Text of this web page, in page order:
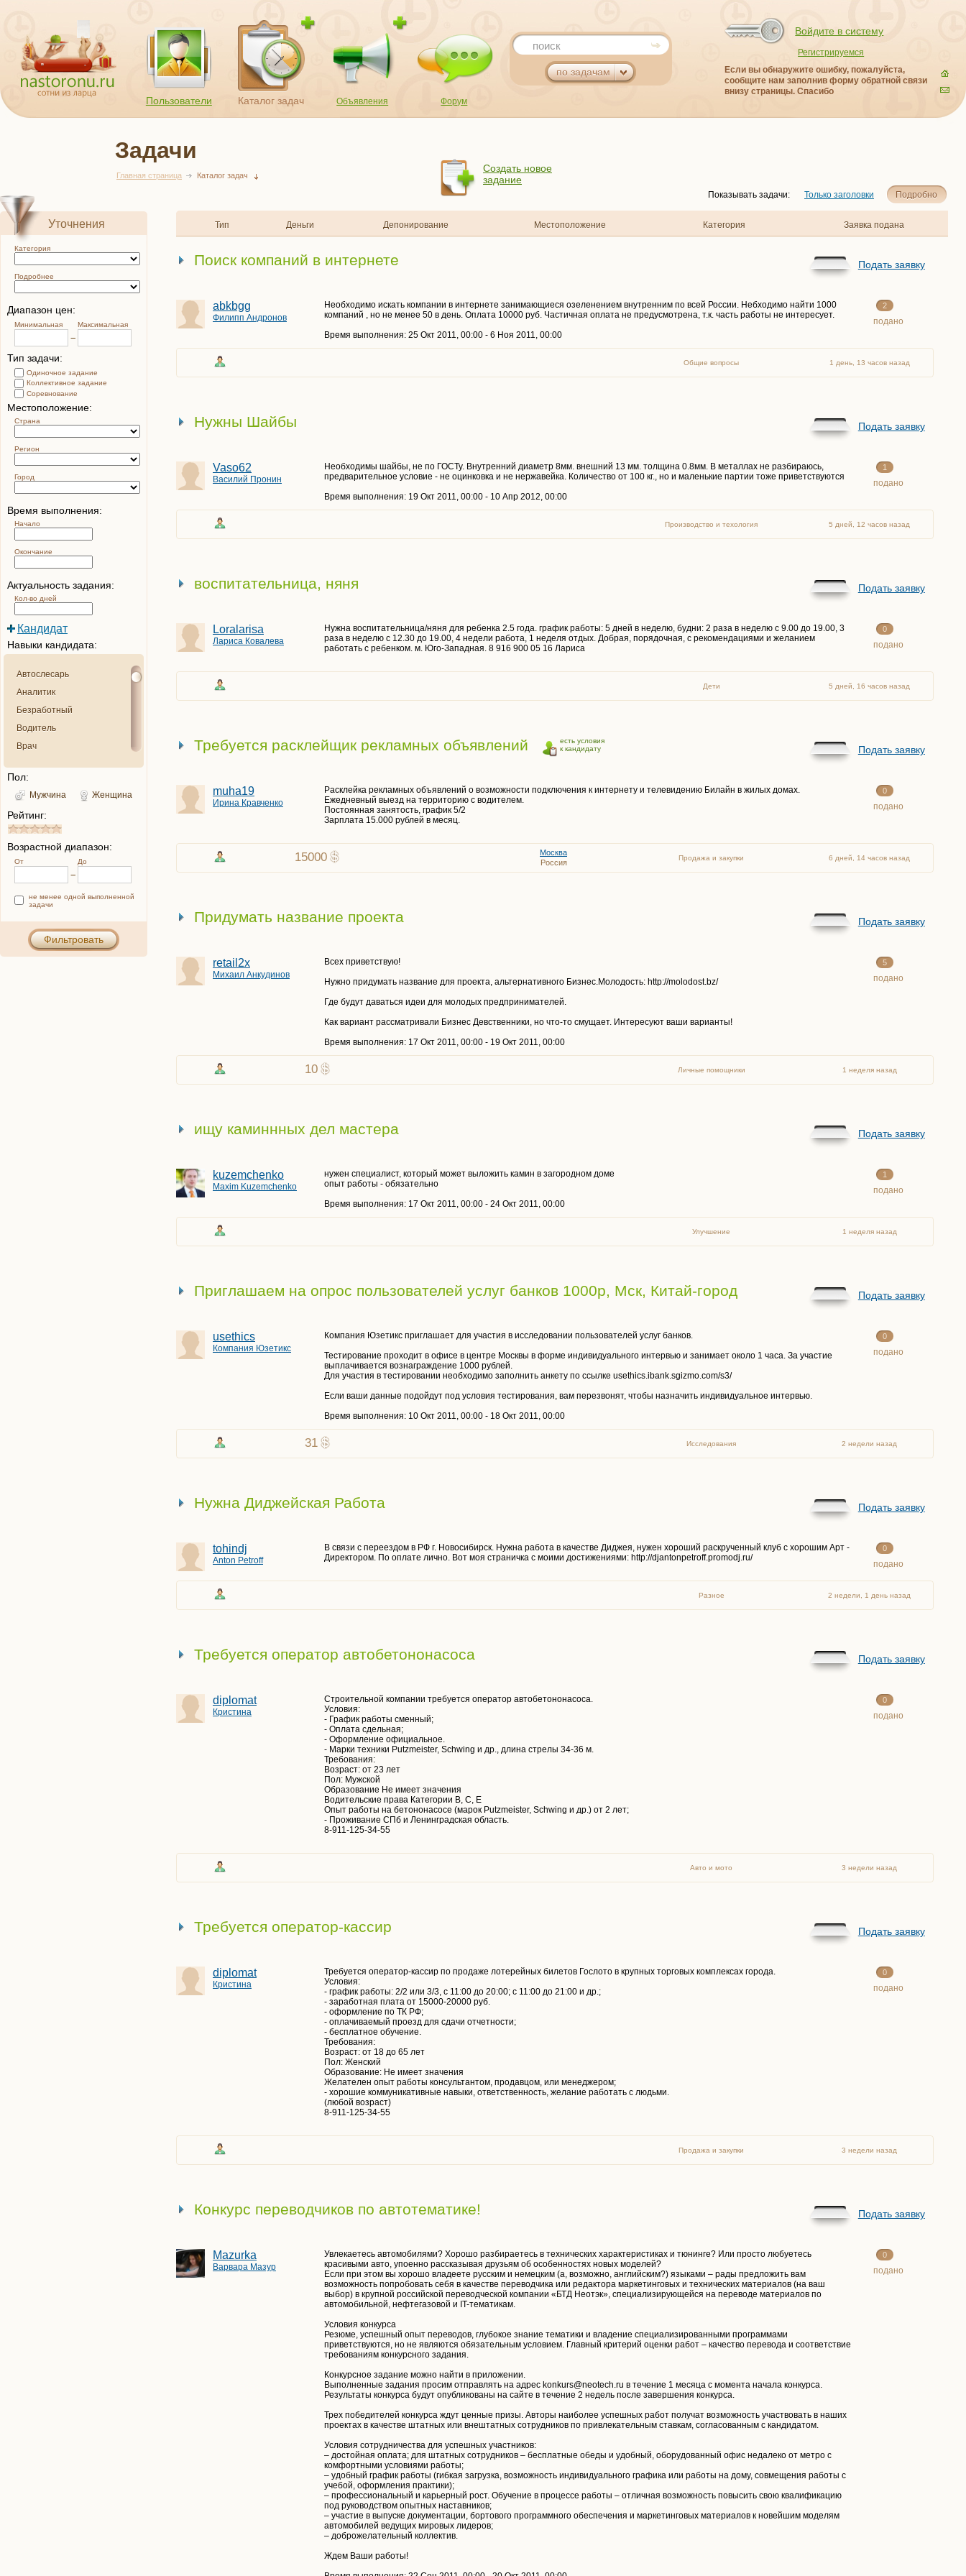
Пользователи Каталог задач Объявления Форум
поиск
по задачам
Войдите в систему
Регистрируемся
Если вы обнаружите ошибку, пожалуйста,
сообщите нам заполнив форму обратной связи
внизу страницы. Спасибо
Задачи
Главная страница Каталог задач
Уточнения
Категория
Подробнее
Диапазон цен:
Минимальная Максимальная
Тип задачи:
Одиночное задание
Коллективное задание
Соревнование
Местоположение:
Страна
Регион
Город
Время выполнения:
Начало
Окончание
Актуальность задания:
Кол-во дней
Кандидат
Навыки кандидата:
Автослесарь
Аналитик
Безработный
Водитель
Врач
Грузчик
Детектив
Дизайнер
Домохозяйка
Закупщик
Менеджер
Няня
Пол:
Мужчина Женщина
Рейтинг:
Возрастной диапазон:
От До
не менее одной выполненной
задачи
Фильтровать
Создать новое
задание
Показывать задачи: Только заголовки Подробно
Тип Деньги Депонирование Местоположение Категория Заявка подана
Поиск компаний в интернете Подать заявку
abkbgg
Филипп Андронов
Необходимо искать компании в интернете занимающиеся озеленением внутренним по всей России. Небходимо найти 1000
компаний , но не менее 50 в день. Оплата 10000 руб. Частичная оплата не предусмотрена, т.к. часть работы не интересует.
Время выполнения: 25 Окт 2011, 00:00 - 6 Ноя 2011, 00:00
2
подано
Общие вопросы 1 день, 13 часов назад
Нужны Шайбы Подать заявку
Vaso62
Василий Пронин
Необходимы шайбы, не по ГОСТу. Внутренний диаметр 8мм. внешний 13 мм. толщина 0.8мм. В металлах не разбираюсь,
предварительное условие - не оцинковка и не нержавейка. Количество от 100 кг., но и маленькие партии тоже приветствуются
Время выполнения: 19 Окт 2011, 00:00 - 10 Апр 2012, 00:00
1
подано
Производство и техология 5 дней, 12 часов назад
воспитательница, няня Подать заявку
Loralarisa
Лариса Ковалева
Нужна воспитательница/няня для ребенка 2.5 года. график работы: 5 дней в неделю, будни: 2 раза в неделю с 9.00 до 19.00, 3
раза в неделю с 12.30 до 19.00, 4 недели работа, 1 неделя отдых. Добрая, порядочная, с рекомендациями и желанием
работать с ребенком. м. Юго-Западная. 8 916 900 05 16 Лариса
0
подано
Дети 5 дней, 16 часов назад
Требуется расклейщик рекламных объявлений
есть условия
к кандидату
Подать заявку
muha19
Ирина Кравченко
Расклейка рекламных объявлений о возможности подключения к интернету и телевидению Билайн в жилых домах.
Ежедневный выезд на территорию с водителем.
Постоянная занятость, график 5/2
Зарплата 15.000 рублей в месяц.
0
подано
15000
Москва
Россия
Продажа и закупки 6 дней, 14 часов назад
Придумать название проекта Подать заявку
retail2x
Михаил Анкудинов
Всех приветствую!
Нужно придумать название для проекта, альтернативного Бизнес.Молодость: http://molodost.bz/
Где будут даваться идеи для молодых предпринимателей.
Как вариант рассматривали Бизнес Девственники, но что-то смущает. Интересуют ваши варианты!
Время выполнения: 17 Окт 2011, 00:00 - 19 Окт 2011, 00:00
5
подано
10 Личные помощники 1 неделя назад
ищу каминнных дел мастера Подать заявку
kuzemchenko
Maxim Kuzemchenko
нужен специалист, который может выложить камин в загородном доме
опыт работы - обязательно
Время выполнения: 17 Окт 2011, 00:00 - 24 Окт 2011, 00:00
1
подано
Улучшение 1 неделя назад
Приглашаем на опрос пользователей услуг банков 1000р, Мск, Китай-город Подать заявку
usethics
Компания Юзетикс
Компания Юзетикс приглашает для участия в исследовании пользователей услуг банков.
Тестирование проходит в офисе в центре Москвы в форме индивидуального интервью и занимает около 1 часа. За участие
выплачивается вознаграждение 1000 рублей.
Для участия в тестировании необходимо заполнить анкету по ссылке usethics.ibank.sgizmo.com/s3/
Если ваши данные подойдут под условия тестирования, вам перезвонят, чтобы назначить индивидуальное интервью.
Время выполнения: 10 Окт 2011, 00:00 - 18 Окт 2011, 00:00
0
подано
31 Исследования 2 недели назад
Нужна Диджейская Работа Подать заявку
tohindj
Anton Petroff
В связи с переездом в РФ г. Новосибирск. Нужна работа в качестве Диджея, нужен хороший раскрученный клуб с хорошим Арт -
Директором. По оплате лично. Вот моя страничка с моими достижениями: http://djantonpetroff.promodj.ru/
0
подано
Разное 2 недели, 1 день назад
Требуется оператор автобетононасоса Подать заявку
diplomat
Кристина
Строительной компании требуется оператор автобетононасоса.
Условия:
- График работы сменный;
- Оплата сдельная;
- Оформление официальное.
- Марки техники Putzmeister, Schwing и др., длина стрелы 34-36 м.
Требования:
Возраст: от 23 лет
Пол: Мужской
Образование Не имеет значения
Водительские права Категории B, C, E
Опыт работы на бетононасосе (марок Putzmeister, Schwing и др.) от 2 лет;
- Проживание СПб и Ленинградская область.
8-911-125-34-55
0
подано
Авто и мото 3 недели назад
Требуется оператор-кассир Подать заявку
diplomat
Кристина
Требуется оператор-кассир по продаже лотерейных билетов Гослото в крупных торговых комплексах города.
Условия:
- график работы: 2/2 или 3/3, с 11:00 до 20:00; с 11:00 до 21:00 и др.;
- заработная плата от 15000-20000 руб.
- оформление по ТК РФ;
- оплачиваемый проезд для сдачи отчетности;
- бесплатное обучение.
Требования:
Возраст: от 18 до 65 лет
Пол: Женский
Образование: Не имеет значения
Желателен опыт работы консультантом, продавцом, или менеджером;
- хорошие коммуникативные навыки, ответственность, желание работать с людьми.
(любой возраст)
8-911-125-34-55
0
подано
Продажа и закупки 3 недели назад
Конкурс переводчиков по автотематике! Подать заявку
Mazurka
Варвара Мазур
Увлекаетесь автомобилями? Хорошо разбираетесь в технических характеристиках и тюнинге? Или просто любуетесь
красивыми авто, упоенно рассказывая друзьям об особенностях новых моделей?
Если при этом вы хорошо владеете русским и немецким (а, возможно, английским?) языками – рады предложить вам
возможность попробовать себя в качестве переводчика или редактора маркетинговых и технических материалов (на ваш
выбор) в крупной российской переводческой компании «БТД Неотэк», специализирующейся на переводе материалов по
автомобильной, нефтегазовой и IT-тематикам.
Условия конкурса
Резюме, успешный опыт переводов, глубокое знание тематики и владение специализированными программами
приветствуются, но не являются обязательным условием. Главный критерий оценки работ – качество перевода и соответствие
требованиям конкурсного задания.
Конкурсное задание можно найти в приложении.
Выполненные задания просим отправлять на адрес konkurs@neotech.ru в течение 1 месяца с момента начала конкурса.
Результаты конкурса будут опубликованы на сайте в течение 2 недель после завершения конкурса.
Трех победителей конкурса ждут ценные призы. Авторы наиболее успешных работ получат возможность участвовать в наших
проектах в качестве штатных или внештатных сотрудников по привлекательным ставкам, согласованным с кандидатом.
Условия сотрудничества для успешных участников:
– достойная оплата; для штатных сотрудников – бесплатные обеды и удобный, оборудованный офис недалеко от метро с
комфортными условиями работы;
– удобный график работы (гибкая загрузка, возможность индивидуального графика или работы на дому, совмещения работы с
учебой, оформления практики);
– профессиональный и карьерный рост. Обучение в процессе работы – отличная возможность повысить свою квалификацию
под руководством опытных наставников;
– участие в выпуске документации, бортового программного обеспечения и маркетинговых материалов к новейшим моделям
автомобилей ведущих мировых лидеров;
– доброжелательный коллектив.
Ждем Ваши работы!
0
подано